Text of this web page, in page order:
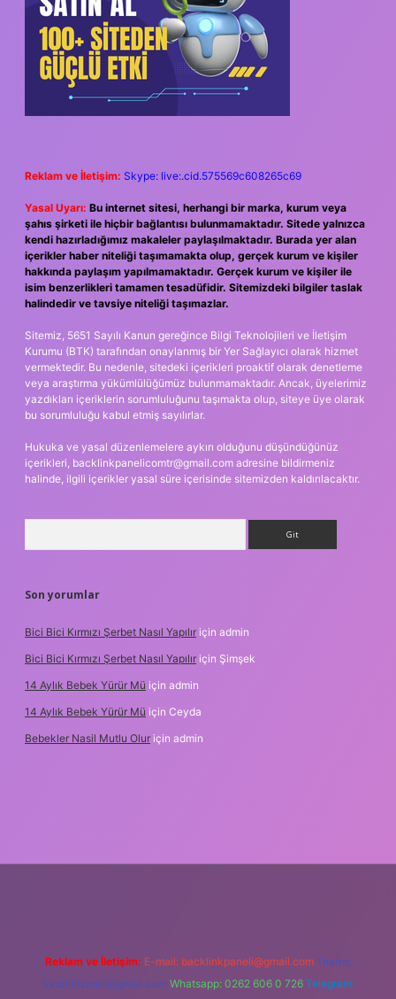
Reklam ve İletişim: Skype: live:.cid.575569c608265c69
Yasal Uyarı: Bu internet sitesi, herhangi bir marka, kurum veya
şahıs şirketi ile hiçbir bağlantısı bulunmamaktadır. Sitede yalnızca
kendi hazırladığımız makaleler paylaşılmaktadır. Burada yer alan
içerikler haber niteliği taşımamakta olup, gerçek kurum ve kişiler
hakkında paylaşım yapılmamaktadır. Gerçek kurum ve kişiler ile
isim benzerlikleri tamamen tesadüfidir. Sitemizdeki bilgiler taslak
halindedir ve tavsiye niteliği taşımazlar.
Sitemiz, 5651 Sayılı Kanun gereğince Bilgi Teknolojileri ve İletişim
Kurumu (BTK) tarafından onaylanmış bir Yer Sağlayıcı olarak hizmet
vermektedir. Bu nedenle, sitedeki içerikleri proaktif olarak denetleme
veya araştırma yükümlülüğümüz bulunmamaktadır. Ancak, üyelerimiz
yazdıkları içeriklerin sorumluluğunu taşımakta olup, siteye üye olarak
bu sorumluluğu kabul etmiş sayılırlar.
Hukuka ve yasal düzenlemelere aykırı olduğunu düşündüğünüz
içerikleri, backlinkpanelicomtr@gmail.com adresine bildirmeniz
halinde, ilgili içerikler yasal süre içerisinde sitemizden kaldırılacaktır.
Son yorumlar
Bici Bici Kırmızı Şerbet Nasıl Yapılır için admin
Bici Bici Kırmızı Şerbet Nasıl Yapılır için Şimşek
14 Aylık Bebek Yürür Mü için admin
14 Aylık Bebek Yürür Mü için Ceyda
Bebekler Nasil Mutlu Olur için admin
Reklam ve İletişim: E-mail: backlinkpaneli@gmail.com Teams:
forumhizmeti@gmail.com Whatsapp: 0262 606 0 726 Telegram: